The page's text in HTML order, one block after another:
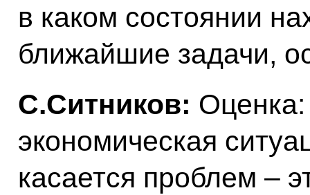
в каком состоянии
ближайшие задачи,
С.Ситников:
экономическая
касается проблем –